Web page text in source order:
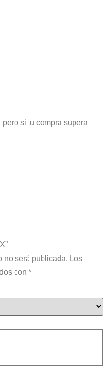
si tu compra supera
no será publicada. Los
con *